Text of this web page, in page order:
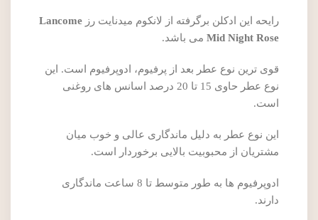
رایحه این ادکلن برگرفته از لانکوم میدنایت رز Lancome
Mid Night Rose می باشد.
قوی ترین نوع عطر بعد از پرفیوم، ادوپرفیوم است. این
نوع عطر حاوی 15 تا 20 درصد اسانس های روغنی
است.
این نوع عطر به دلیل ماندگاری عالی و خوب میان
مشتریان از محبوبیت بالایی برخوردار است.
ادوپرفیوم ها به طور متوسط تا 8 ساعت ماندگاری
دارند.